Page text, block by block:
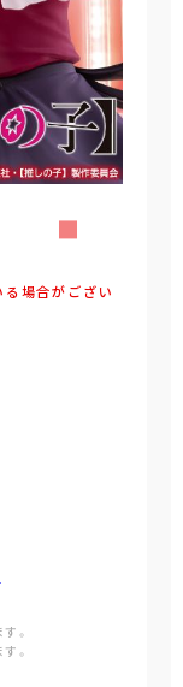
場合がござい
。
。